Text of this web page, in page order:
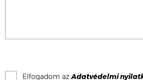
Elfogadom azAdatvédelmi